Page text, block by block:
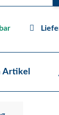
Artikel